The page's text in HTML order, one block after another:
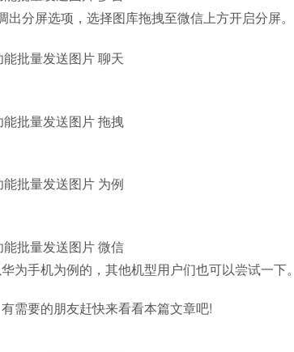
分屏选项，选择图库拖拽至微信上方开启分屏。
手机为例的，其他机型用户们也可以尝试一下。
需要的朋友赶快来看看本篇文章吧!